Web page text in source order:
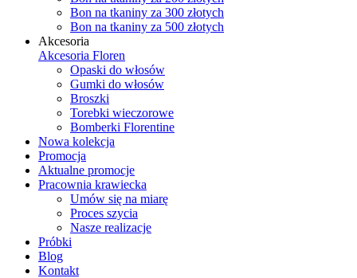
Bon na tkaniny za 300 złotych
Bon na tkaniny za 500 złotych
Akcesoria
Akcesoria Floren
Opaski do włosów
Gumki do włosów
Broszki
Torebki wieczorowe
Bomberki Florentine
Nowa kolekcja
Promocja
Aktualne promocje
Pracownia krawiecka
Umów się na miarę
Proces szycia
Nasze realizacje
Próbki
Blog
Kontakt